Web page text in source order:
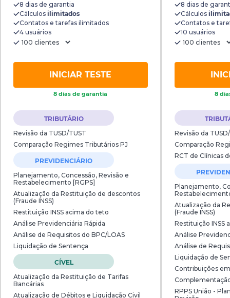
8 dias de garantia
Cálculos ilimitados
Contatos e tarefas ilimitados
4 usuários
INICIAR TESTE
8 dias de garantia
TRIBUTÁRIO
Revisão da TUSD/TUST
Comparação Regimes Tributários PJ
PREVIDENCIÁRIO
Planejamento, Concessão, Revisão e
Restabelecimento [RGPS]
Atualização da Restituição de descontos
(Fraude INSS)
Restituição INSS acima do teto
Análise Previdenciária Rápida
Análise de Requisitos do BPC/LOAS
Liquidação de Sentença
CÍVEL
Atualização da Restituição de Tarifas
Bancárias
Atualização de Débitos e Liquidação Civil
8 dias de
Cálculos
Contatos e
10 usuários
8
Revisão da
Comparação
RCT de Clínicas
Planejamento,
Atualização da
(Fraude INSS)
Restituição INSS
Análise
Análise de
Liquidação de
Contribuições
RPPS União -